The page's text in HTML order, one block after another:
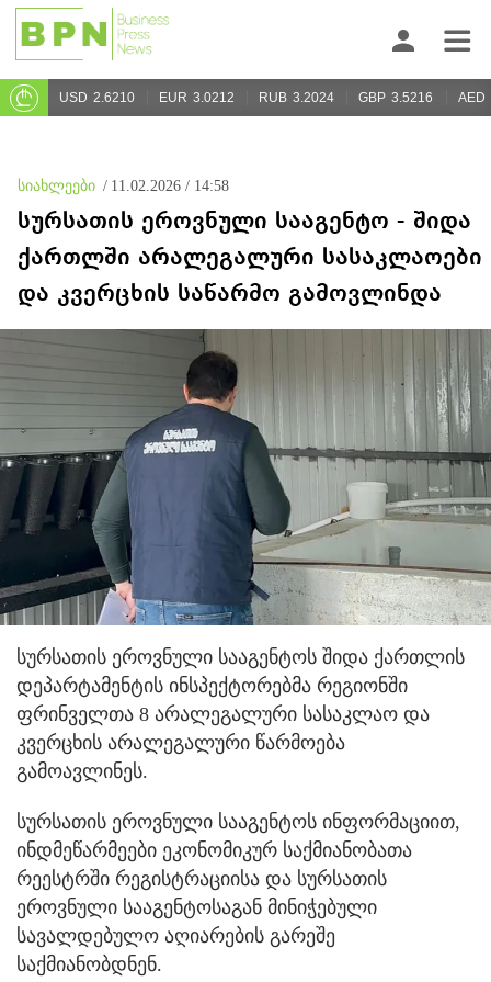
USD 2.6210 EUR 3.0212 RUB 3.2024 GBP 3.5216 AED
სიახლეები / 11.02.2026 / 14:58
სურსათის ეროვნული სააგენტო - შიდა
ქართლში არალეგალური სასაკლაოები
და კვერცხის საწარმო გამოვლინდა
სურსათის ეროვნული სააგენტოს შიდა ქართლის
დეპარტამენტის ინსპექტორებმა რეგიონში
ფრინველთა 8 არალეგალური სასაკლაო და
კვერცხის არალეგალური წარმოება
გამოავლინეს.
სურსათის ეროვნული სააგენტოს ინფორმაციით,
ინდმეწარმეები ეკონომიკურ საქმიანობათა
რეესტრში რეგისტრაციისა და სურსათის
ეროვნული სააგენტოსაგან მინიჭებული
სავალდებულო აღიარების გარეშე
საქმიანობდნენ.